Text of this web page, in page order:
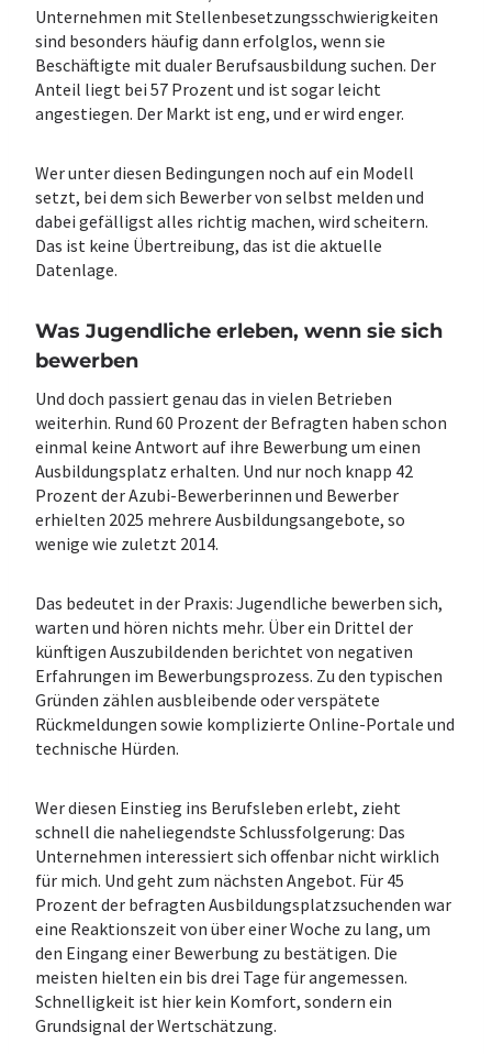
Unternehmen mit Stellenbesetzungsschwierigkeiten
sind besonders häufig dann erfolglos, wenn sie
Beschäftigte mit dualer Berufsausbildung suchen. Der
Anteil liegt bei 57 Prozent und ist sogar leicht
angestiegen. Der Markt ist eng, und er wird enger.
Wer unter diesen Bedingungen noch auf ein Modell
setzt, bei dem sich Bewerber von selbst melden und
dabei gefälligst alles richtig machen, wird scheitern.
Das ist keine Übertreibung, das ist die aktuelle
Datenlage.
Was Jugendliche erleben, wenn sie sich
bewerben
Und doch passiert genau das in vielen Betrieben
weiterhin. Rund 60 Prozent der Befragten haben schon
einmal keine Antwort auf ihre Bewerbung um einen
Ausbildungsplatz erhalten. Und nur noch knapp 42
Prozent der Azubi-Bewerberinnen und Bewerber
erhielten 2025 mehrere Ausbildungsangebote, so
wenige wie zuletzt 2014.
Das bedeutet in der Praxis: Jugendliche bewerben sich,
warten und hören nichts mehr. Über ein Drittel der
künftigen Auszubildenden berichtet von negativen
Erfahrungen im Bewerbungsprozess. Zu den typischen
Gründen zählen ausbleibende oder verspätete
Rückmeldungen sowie komplizierte Online-Portale und
technische Hürden.
Wer diesen Einstieg ins Berufsleben erlebt, zieht
schnell die naheliegendste Schlussfolgerung: Das
Unternehmen interessiert sich offenbar nicht wirklich
für mich. Und geht zum nächsten Angebot. Für 45
Prozent der befragten Ausbildungsplatzsuchenden war
eine Reaktionszeit von über einer Woche zu lang, um
den Eingang einer Bewerbung zu bestätigen. Die
meisten hielten ein bis drei Tage für angemessen.
Schnelligkeit ist hier kein Komfort, sondern ein
Grundsignal der Wertschätzung.